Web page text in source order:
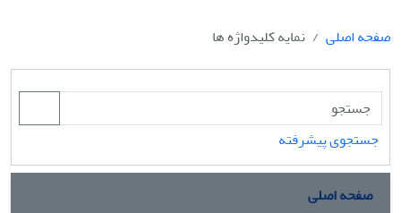
صفحه اصلی نمایه کلیدواژه ها
جستجوی پیشرفته
صفحه اصلی